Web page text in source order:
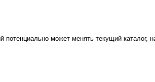
может менять текущий каталог,